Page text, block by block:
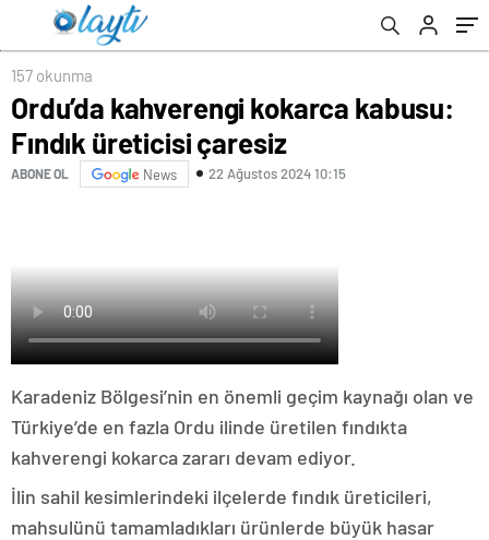
157 okunma
Ordu’da kahverengi kokarca kabusu:
Fındık üreticisi çaresiz
ABONE OL News 22 Ağustos 2024 10:15
Karadeniz Bölgesi’nin en önemli geçim kaynağı olan ve
Türkiye’de en fazla Ordu ilinde üretilen fındıkta
kahverengi kokarca zararı devam ediyor.
İlin sahil kesimlerindeki ilçelerde fındık üreticileri,
mahsulünü tamamladıkları ürünlerde büyük hasar